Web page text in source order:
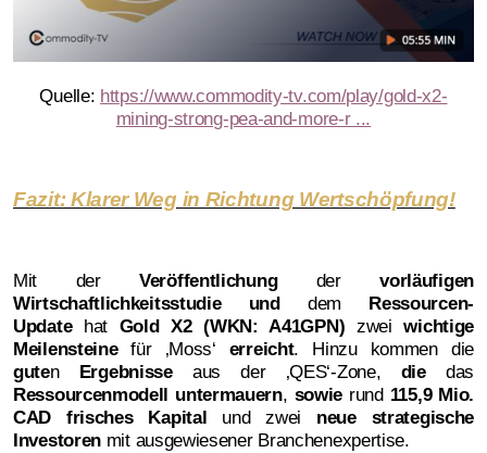
Quelle: https://www.commodity-tv.com/play/gold-x2-
mining-strong-pea-and-more-r ...
Fazit: Klarer Weg in Richtung Wertschöpfung!
Mit derVeröffentlichungdervorläufigen
Wirtschaftlichkeitsstudie unddem Ressourcen-
Update hat Gold X2 (WKN: A41GPN) zweiwichtige
Meilensteinefür ‚Moss‘ erreicht. Hinzu kommen die
guten Ergebnisseaus der ‚QES‘-Zone, diedas
Ressourcenmodell untermauern, sowie rund 115,9 Mio.
CAD frisches Kapital und zwei neue strategische
Investoren mit ausgewiesener Branchenexpertise.